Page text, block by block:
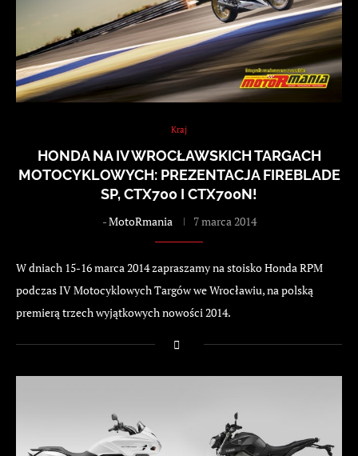
Kraj
HONDA NA IV WROCŁAWSKICH TARGACH
MOTOCYKLOWYCH: PREZENTACJA FIREBLADE
SP, CTX700 I CTX700N!
-MotoRmania 7 marca 2014
W dniach 15-16 marca 2014 zapraszamy na stoisko Honda RPM
podczas IV Motocyklowych Targów we Wrocławiu, na polską
premierą trzech wyjątkowych nowości 2014.